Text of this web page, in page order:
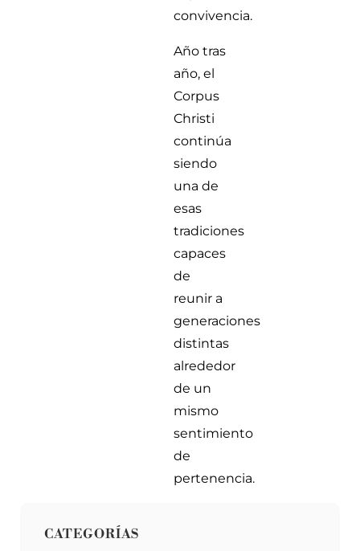
convivencia.
Año tras
año, el
Corpus
Christi
continúa
siendo
una de
esas
tradiciones
capaces
de
reunir a
generaciones
distintas
alrededor
de un
mismo
sentimiento
de
pertenencia.
CATEGORÍAS